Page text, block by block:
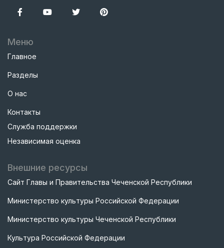
Меню
Главное
Разделы
О нас
Контакты
Служба поддержки
Независимая оценка
Внешние ресурсы
Сайт Главы и Правительства Чеченской Республики
Министерство культуры Российской Федерации
Министерство культуры Чеченской Республики
Культура Российской Федерации